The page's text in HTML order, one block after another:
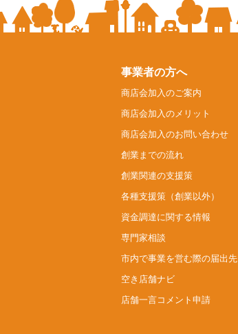
事業者の方へ
商店会加入のご案内
商店会加入のメリット
商店会加入のお問い合わせ
創業までの流れ
創業関連の支援策
各種支援策（創業以外）
資金調達に関する情報
専門家相談
市内で事業を営む際の届出先
空き店舗ナビ
店舗一言コメント申請